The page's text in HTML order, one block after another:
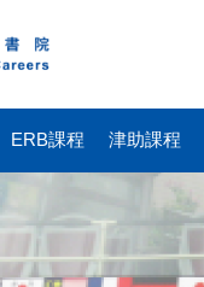
ERB課程 津助課程